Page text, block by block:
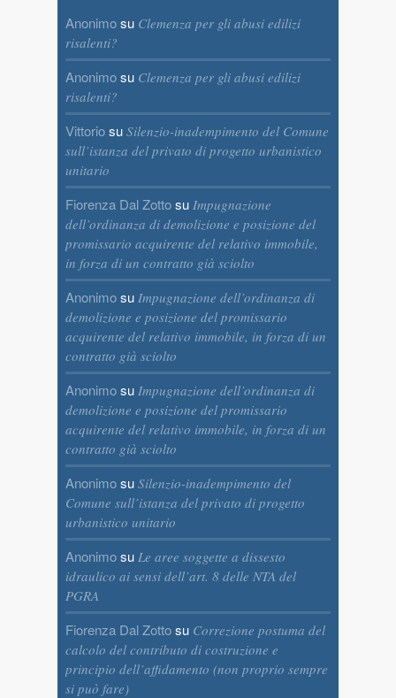
Anonimosu Clemenza per gli abusi edilizi
risalenti?
Anonimosu Clemenza per gli abusi edilizi
risalenti?
Vittoriosu Silenzio-inadempimento del Comune
sull’istanza del privato di progetto urbanistico
unitario
Fiorenza Dal Zottosu Impugnazione
dell’ordinanza di demolizione e posizione del
promissario acquirente del relativo immobile,
in forza di un contratto già sciolto
Anonimosu Impugnazione dell’ordinanza di
demolizione e posizione del promissario
acquirente del relativo immobile, in forza di un
contratto già sciolto
Anonimosu Impugnazione dell’ordinanza di
demolizione e posizione del promissario
acquirente del relativo immobile, in forza di un
contratto già sciolto
Anonimosu Silenzio-inadempimento del
Comune sull’istanza del privato di progetto
urbanistico unitario
Anonimosu Le aree soggette a dissesto
idraulico ai sensi dell’art. 8 delle NTA del
PGRA
Fiorenza Dal Zottosu Correzione postuma del
calcolo del contributo di costruzione e
principio dell’affidamento (non proprio sempre
si può fare)